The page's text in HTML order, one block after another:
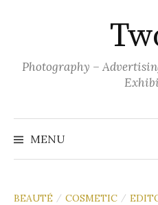
Photography –
MENU
BEAUTÉ / COSMETIC /